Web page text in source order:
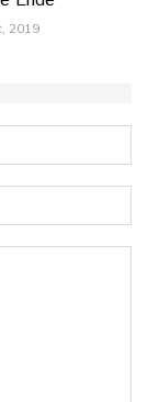
2019